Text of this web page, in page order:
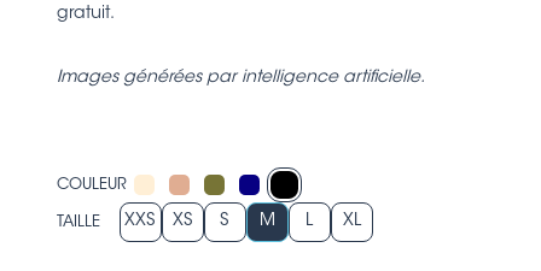
gratuit.
Images générées par intelligence artificielle.
COULEUR
TAILLE XXS XS S M L XL